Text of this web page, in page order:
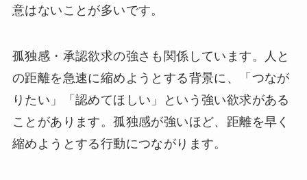
意はないことが多いです。
孤独感・承認欲求の強さも関係しています。人と
の距離を急速に縮めようとする背景に、「つなが
りたい」「認めてほしい」という強い欲求がある
ことがあります。孤独感が強いほど、距離を早く
縮めようとする行動につながります。